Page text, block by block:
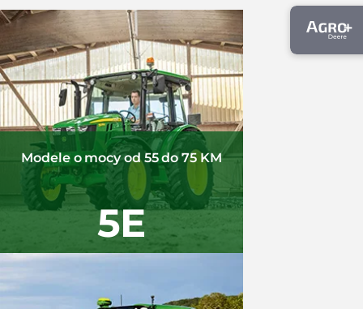
Modele o mocy od 55 do 75 KM
5E